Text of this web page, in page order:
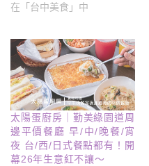
在「台中美食」中
太陽蛋廚房｜勤美綠園道周
邊平價餐廳 早/中/晚餐/宵
夜 台/西/日式餐點都有！開
幕26年生意紅不讓～